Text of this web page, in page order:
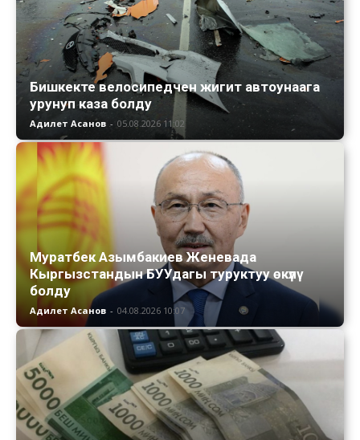
Бишкекте велосипедчен жигит автоунаага
урунуп каза болду
Адилет Асанов - 05.08.2026 11:02
Муратбек Азымбакиев Женевада
Кыргызстандын БУУдагы туруктуу өкүлү
болду
Адилет Асанов - 04.08.2026 10:07